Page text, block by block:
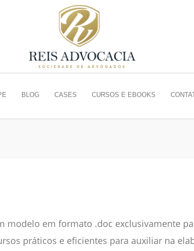
BLOG CASES CURSOS E EBOOKS
modelo em formato .doc exclusivamente
práticos e eficientes para auxiliar na